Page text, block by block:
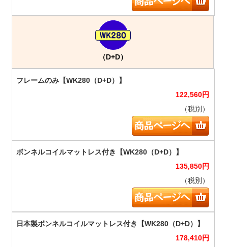
（D+D）
122,560円
（税別）
135,850円
（税別）
178,410円